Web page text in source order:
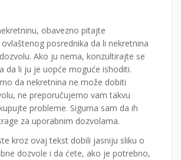
obavezno pitajte
posrednika da li nekretnina
Ako ju nema, konzultirajte se
da li ju je uopće moguće ishoditi.
da nekretnina ne može dobiti
ne preporučujemo vam takvu
probleme. Sigurna sam da ih
za uporabnim dozvolama.
kroz ovaj tekst dobili jasniju sliku o
dozvole i da ćete, ako je potrebno,